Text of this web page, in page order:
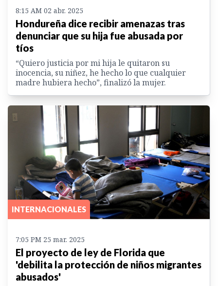
8:15 AM 02 abr. 2025
Hondureña dice recibir amenazas tras
denunciar que su hija fue abusada por
tíos
“Quiero justicia por mi hija le quitaron su
inocencia, su niñez, he hecho lo que cualquier
madre hubiera hecho”, finalizó la mujer.
INTERNACIONALES
7:05 PM 25 mar. 2025
El proyecto de ley de Florida que
'debilita la protección de niños migrantes
abusados'